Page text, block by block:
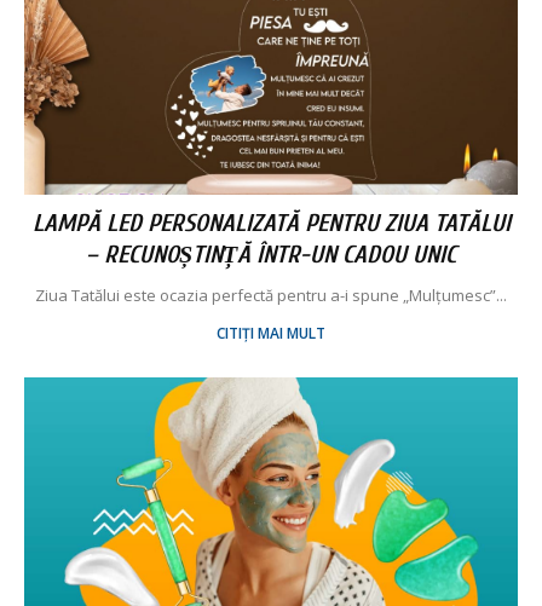
LAMPĂ LED PERSONALIZATĂ PENTRU ZIUA TATĂLUI
– RECUNOȘTINȚĂ ÎNTR-UN CADOU UNIC
Ziua Tatălui este ocazia perfectă pentru a-i spune „Mulțumesc”...
CITIȚI MAI MULT